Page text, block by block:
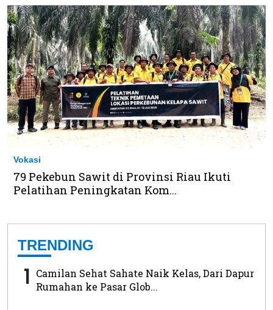
Vokasi
79 Pekebun Sawit di Provinsi Riau Ikuti
Pelatihan Peningkatan Kom...
TRENDING
1 Camilan Sehat Sahate Naik Kelas, Dari Dapur
Rumahan ke Pasar Glob...